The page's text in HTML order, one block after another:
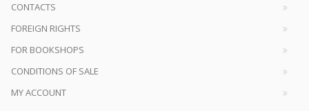
CONTACTS
FOREIGN RIGHTS
FOR BOOKSHOPS
CONDITIONS OF SALE
MY ACCOUNT